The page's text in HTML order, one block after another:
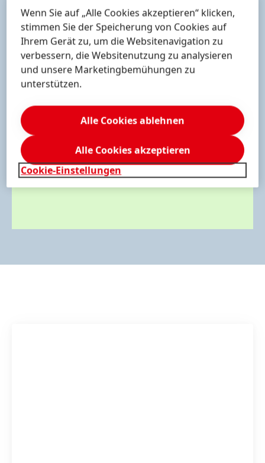
FUTURE?READY!
150 JAHRE HENKEL
MEHR ERFAHREN
Wenn Sie auf „Alle Cookies akzeptieren“ klicken,
stimmen Sie der Speicherung von Cookies auf
Ihrem Gerät zu, um die Websitenavigation zu
verbessern, die Websitenutzung zu analysieren
und unsere Marketingbemühungen zu
unterstützen.
Cookie-Einstellungen
Alle Cookies ablehnen
Alle Cookies akzeptieren